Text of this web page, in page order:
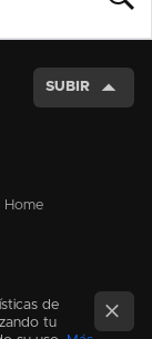
SUBIR
Home
de
tu